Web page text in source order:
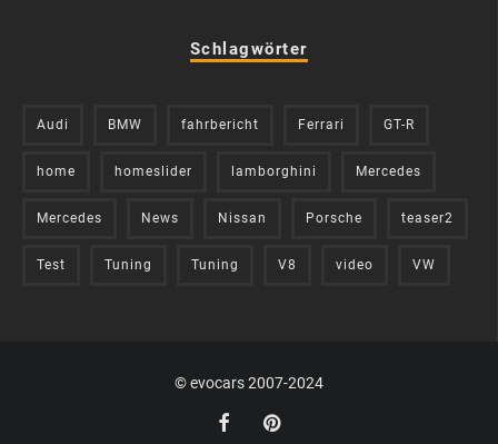
Schlagwörter
Audi BMW fahrbericht Ferrari GT-R
home homeslider lamborghini Mercedes
Mercedes News Nissan Porsche teaser2
Test Tuning Tuning V8 video VW
© evocars 2007-2024